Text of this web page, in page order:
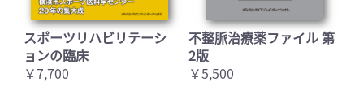
スポーツリハビリテーシ
ョンの臨床
￥7,700
不整脈治療薬ファイル 第
2版
￥5,500